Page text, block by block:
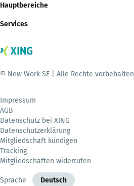
Hauptbereiche
Services
© New Work SE | Alle Rechte vorbehalten
Impressum
AGB
Datenschutz bei XING
Datenschutzerklärung
Mitgliedschaft kündigen
Tracking
Mitgliedschaften widerrufen
Sprache Deutsch